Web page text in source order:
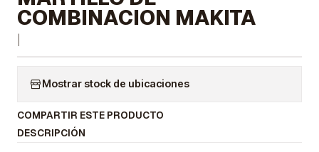
COMBINACION MAKITA
Mostrar stock de ubicaciones
COMPARTIR ESTE PRODUCTO
DESCRIPCIÓN